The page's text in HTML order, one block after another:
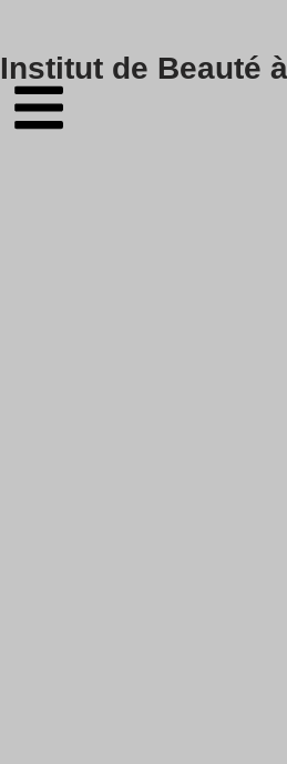
Skip
to
content
Institut de Beauté